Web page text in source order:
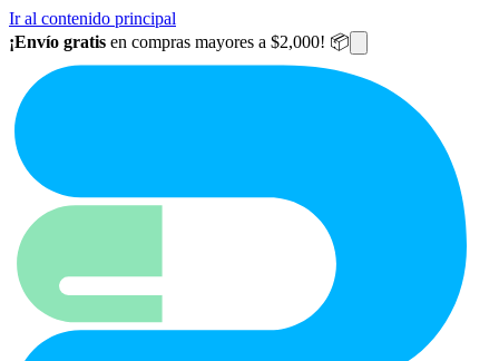
Ir al contenido principal
¡Envío gratis en compras mayores a $2,000! 📦